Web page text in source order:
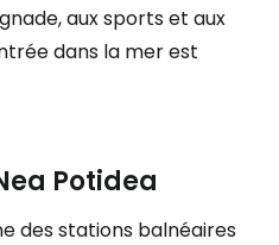
aux sports et aux
dans la mer est
Potidea
des stations balnéaires